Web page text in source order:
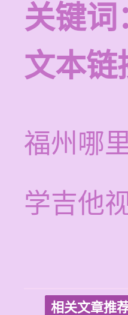
关键词
文本链
福州哪
学吉他
相关文章推